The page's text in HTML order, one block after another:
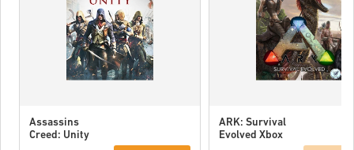
Assassins
Creed: Unity
ARK: Survival
Evolved Xbox